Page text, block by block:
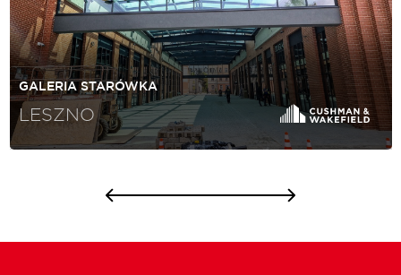
GALERIA STARÓWKA
LESZNO